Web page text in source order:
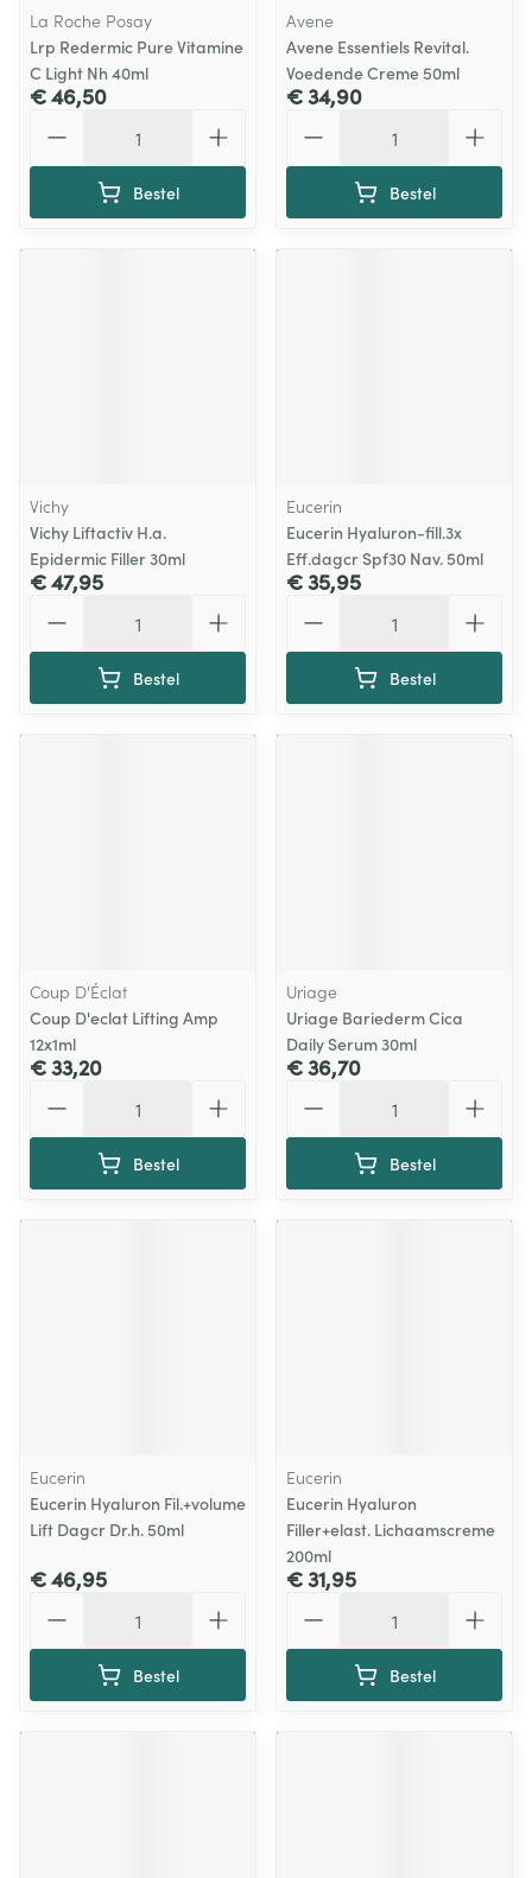
La Roche Posay
Lrp Redermic Pure Vitamine
C Light Nh 40ml
€ 46,50
Bestel
Avene
Avene Essentiels Revital.
Voedende Creme 50ml
€ 34,90
Bestel
Vichy
Vichy Liftactiv H.a.
Epidermic Filler 30ml
€ 47,95
Bestel
Eucerin
Eucerin Hyaluron-fill.3x
Eff.dagcr Spf30 Nav. 50ml
€ 35,95
Bestel
Coup D'Éclat
Coup D'eclat Lifting Amp
12x1ml
€ 33,20
Bestel
Uriage
Uriage Bariederm Cica
Daily Serum 30ml
€ 36,70
Bestel
Eucerin
Eucerin Hyaluron Fil.+volume
Lift Dagcr Dr.h. 50ml
€ 46,95
Bestel
Eucerin
Eucerin Hyaluron
Filler+elast. Lichaamscreme
200ml
€ 31,95
Bestel